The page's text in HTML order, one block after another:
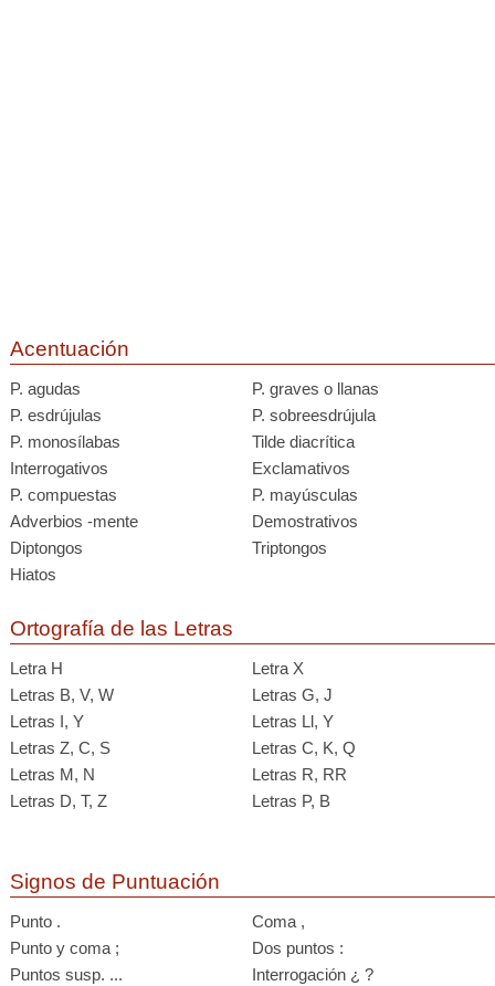
Acentuación
P. agudas
P. graves o llanas
P. esdrújulas
P. sobreesdrújula
P. monosílabas
Tilde diacrítica
Interrogativos
Exclamativos
P. compuestas
P. mayúsculas
Adverbios -mente
Demostrativos
Diptongos
Triptongos
Hiatos
Ortografía de las Letras
Letra H
Letra X
Letras B, V, W
Letras G, J
Letras I, Y
Letras Ll, Y
Letras Z, C, S
Letras C, K, Q
Letras M, N
Letras R, RR
Letras D, T, Z
Letras P, B
Signos de Puntuación
Punto .
Coma ,
Punto y coma ;
Dos puntos :
Puntos susp. ...
Interrogación ¿ ?